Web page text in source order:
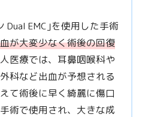
Dual EMC｣を使用した手術
が大変少なく術後の回復
人医療では、耳鼻咽喉科や
科など出血が予想される
て術後に早く綺麗に傷口
術で使用され、大きな成